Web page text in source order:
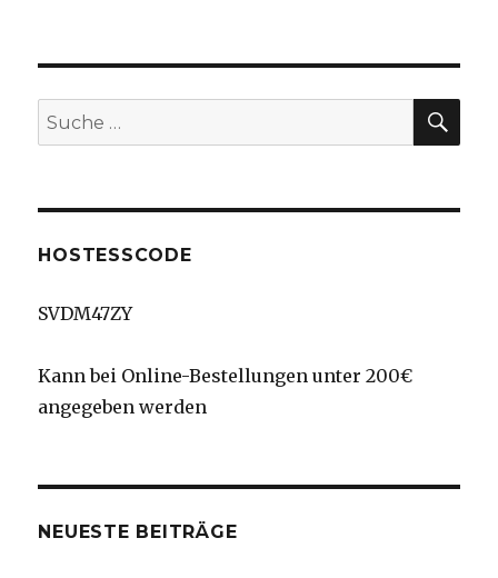
Suche
nach:
HOSTESSCODE
SVDM47ZY
Kann bei Online-Bestellungen unter 200€
angegeben werden
NEUESTE BEITRÄGE